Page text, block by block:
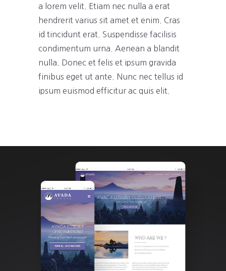
a lorem velit. Etiam nec nulla a erat
hendrerit varius sit amet et enim. Cras
id tincidunt erat. Suspendisse facilisis
condimentum urna. Aenean a blandit
nulla. Donec et felis et ipsum gravida
finibus eget ut ante. Nunc nec tellus id
ipsum euismod efficitur ac quis elit.